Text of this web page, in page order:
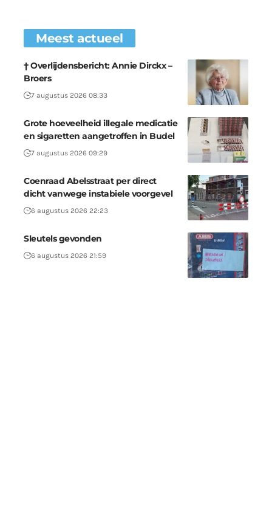
Meest actueel
† Overlijdensbericht: Annie Dirckx –
Broers
7 augustus 2026 08:33
Grote hoeveelheid illegale medicatie
en sigaretten aangetroffen in Budel
7 augustus 2026 09:29
Coenraad Abelsstraat per direct
dicht vanwege instabiele voorgevel
6 augustus 2026 22:23
Sleutels gevonden
6 augustus 2026 21:59